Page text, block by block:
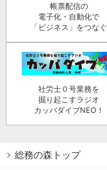
帳票配信の
電子化・自動化で
「ビジネス」をつなぐ
社労士０号業務を
掘り起こすラジオ
カッパダイブNEO！
総務の森トップ